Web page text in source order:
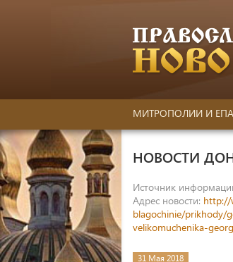
МИТРОПОЛИИ И
НОВОСТИ
Источник
Адрес новости: http://
blagochinie/prikhody/
velikomuchenika-
31 Мая 2018